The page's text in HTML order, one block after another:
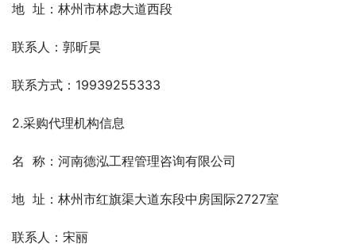
地  址：林州市林虑大道西段
联系人：郭昕昊
联系方式：19939255333
2.采购代理机构信息
名  称：河南德泓工程管理咨询有限公司
地  址：林州市红旗渠大道东段中房国际2727室
联系人：宋丽